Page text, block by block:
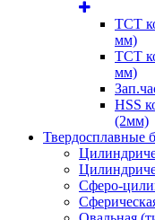
ТСТ
мм)
ТСТ
мм)
HSS
(2мм)
Твердосплавные
Сферо-